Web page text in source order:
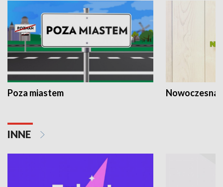
Poza miastem Nowoczesna
INNE